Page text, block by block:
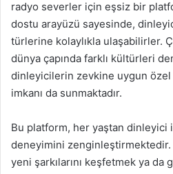
radyo severler için eşsiz bir
dostu arayüzü sayesinde,
türlerine kolaylıkla ulaşabilirler.
dünya çapında farklı kültürleri
dinleyicilerin zevkine uygun
imkanı da sunmaktadır.
Bu platform, her yaştan dinleyici
deneyimini zenginleştirmektedir.
yeni şarkılarını keşfetmek ya da